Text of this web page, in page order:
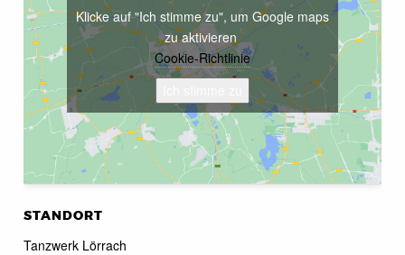
STANDORT
Tanzwerk Lörrach
Klicke auf "Ich stimme zu", um Google maps
zu aktivieren
Cookie-Richtlinie